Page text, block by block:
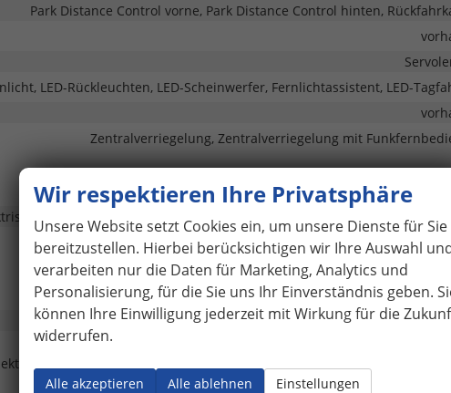
Park Distance Control vorne, Park Distance Control hinten,
LED-Rückleuchten, LED-Scheinwerfer, Fernlichtassistent, LED-
Zentralverriegelung, Zentralverriegelung mit
anklappbar, Außenspiegel beheizbar, Außenspiegel elektrisch
Privacy Glass (Heckscheibe und hintere Seitenscheiben
Stabilitäts-Programm (ESP), Traktionskontrolle (ASR/CTS/ETS),
Wir respektieren Ihre Privatsphäre
Unsere Website setzt Cookies ein, um unsere Dienste für Sie
bereitzustellen. Hierbei berücksichtigen wir Ihre Auswahl
verarbeiten nur die Daten für Marketing, Analytics und
Personalisierung, für die Sie uns Ihr Einverständnis geben.
können Ihre Einwilligung jederzeit mit Wirkung für die
widerrufen.
Alle akzeptieren Alle ablehnen Einstellungen